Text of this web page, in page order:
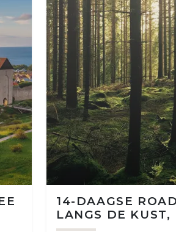
14-DAAGSE
LANGS DE